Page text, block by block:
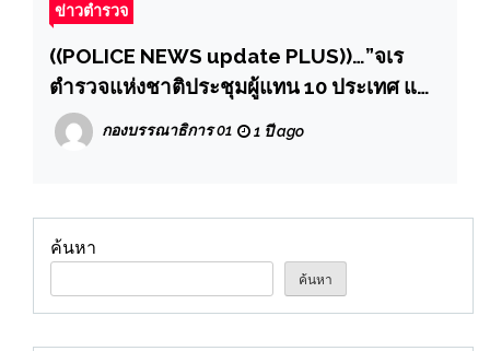
ข่าวตำรวจ
((POLICE NEWS update PLUS))…”จเร
ตำรวจแห่งชาติประชุมผู้แทน 10 ประเทศ และ
UNODC จับมือร่วมปฏิบัติการในวอร์รูม ศูนย์
บริหารเหตุการณ์แก๊งคอลเซ็นเตอร์และค้า
กองบรรณาธิการ 01 1 ปี ago
ค้นหา
ค้นหา